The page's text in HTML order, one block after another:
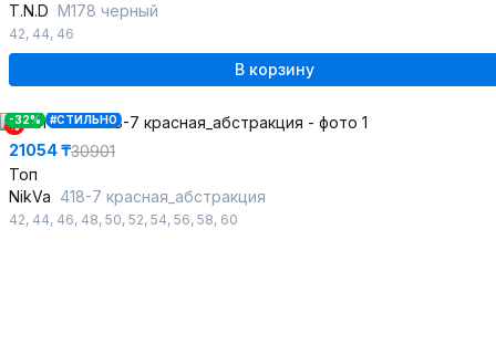
T.N.D М178 черный
42, 44, 46
В корзину
%
-32% #СТИЛЬНО
21054 ₸30901
Топ
NikVa 418-7 красная_абстракция
42, 44, 46, 48, 50, 52, 54, 56, 58, 60